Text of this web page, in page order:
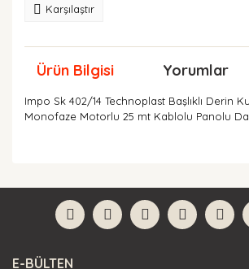
Karşılaştır
Ürün Bilgisi Yorumlar
Impo Sk 402/14 Technoplast Başlıklı Derin
Monofaze Motorlu 25 mt Kablolu Panolu
Yorum Yaz
formunu kullanarak tarafımıza
Görüş ve önerileriniz için teşekkür ederiz.
E-BÜLTEN